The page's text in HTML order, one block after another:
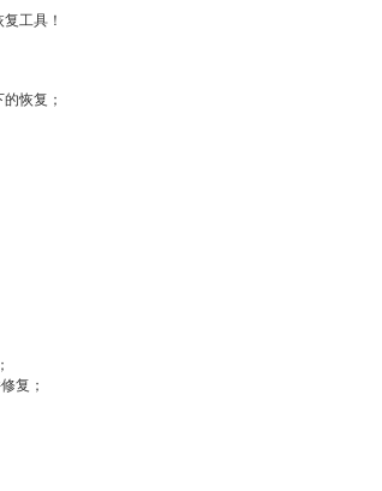
工具！
恢复；
复；